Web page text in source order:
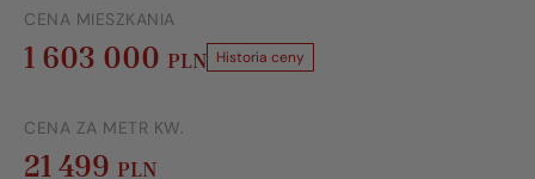
CENA MIESZKANIA
1 603 000 PLN Historia ceny
CENA ZA METR KW.
21 499 PLN